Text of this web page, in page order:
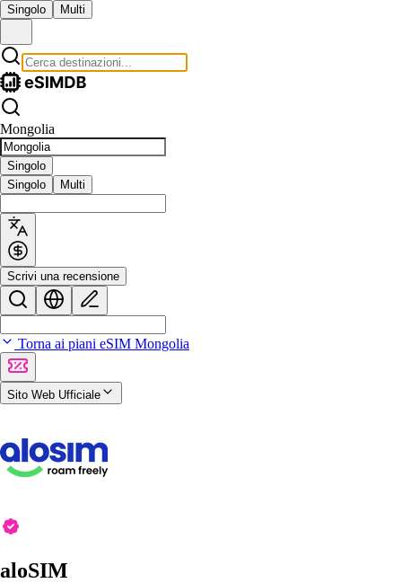
Singolo Multi
Mongolia
Singolo
Singolo
Multi
Scrivi una recensione
Torna ai piani eSIM Mongolia
Sito Web Ufficiale
aloSIM